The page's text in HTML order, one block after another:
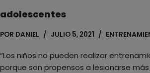
adolescentes
POR DANIEL JULIO 5, 2021
“Los niños no pueden realizar
porque son propensos a lesionarse